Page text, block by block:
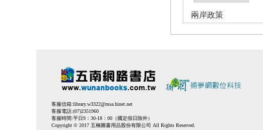
兩岸政策
客服信箱:library.w3322@msa.hinet.net
客服電話:(07)2351960
客服時間:平日9：30-18：00（國定假日除外）
Copyright © 2017 五楠圖書用品股份有限公司 All Rights Reserved.